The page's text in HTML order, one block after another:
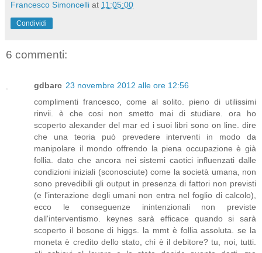
Francesco Simoncelli at 11:05:00
Condividi
6 commenti:
gdbarc 23 novembre 2012 alle ore 12:56
complimenti francesco, come al solito. pieno di utilissimi
rinvii. è che cosi non smetto mai di studiare. ora ho
scoperto alexander del mar ed i suoi libri sono on line. dire
che una teoria può prevedere interventi in modo da
manipolare il mondo offrendo la piena occupazione è già
follia. dato che ancora nei sistemi caotici influenzati dalle
condizioni iniziali (sconosciute) come la società umana, non
sono prevedibili gli output in presenza di fattori non previsti
(e l'interazione degli umani non entra nel foglio di calcolo),
ecco le conseguenze inintenzionali non previste
dall'interventismo. keynes sarà efficace quando si sarà
scoperto il bosone di higgs. la mmt è follia assoluta. se la
moneta è credito dello stato, chi è il debitore? tu, noi, tutti.